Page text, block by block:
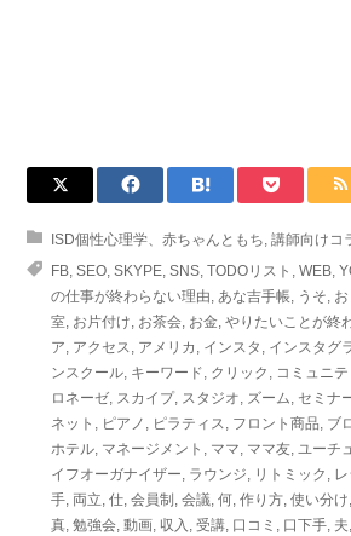
ISD個性心理学、赤ちゃんともち, 講師向けコ
FB, SEO, SKYPE, SNS, TODOリスト , WEB,
の仕事が終わらない理由, あな吉手帳, うそ,
室, お片付け, お茶会, お金, やりたいことが終
ア, アクセス, アメリカ , インスタ , インスタグ
ンスクール, キーワード, クリック , コミュニテ
ロネーゼ, スカイプ, スタジオ, ズーム, セミナ
ネット , ピアノ , ピラティス, フロント商品, ブ
ホテル, マネージメント , ママ, ママ友, ユーチ
イフオーガナイザー, ラウンジ, リトミック ,
手, 両立, 仕, 会員制 , 会議, 何, 作り方, 使い分け,
真, 勉強会, 動画, 収入 , 受講, 口コミ , 口下手, 夫,